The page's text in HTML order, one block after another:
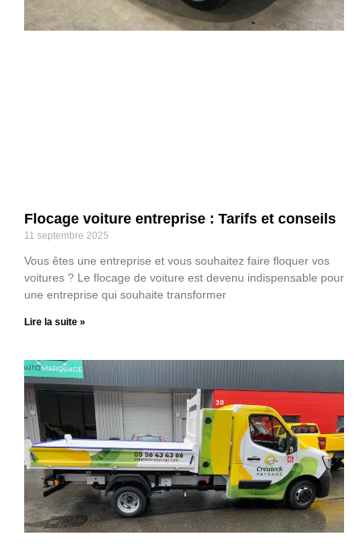
Flocage voiture entreprise : Tarifs et conseils
11 septembre 2025
Vous êtes une entreprise et vous souhaitez faire floquer vos
voitures ? Le flocage de voiture est devenu indispensable pour
une entreprise qui souhaite transformer
Lire la suite »